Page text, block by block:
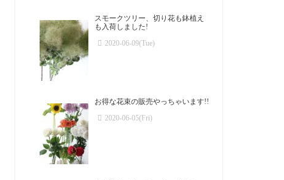
スモークツリー、切り花も鉢植え
も入荷しました!
2020-06-09(Tue)
お得な花束の販売やっちゃいます!!
2020-06-05(Fri)